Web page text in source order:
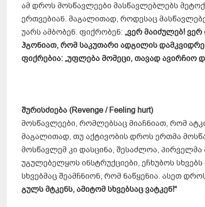
ამ დროს მოსწავლეები მასწავლებლებს
ერთვებიან. მაგალითად, როდესაც
უარს ამბობენ. ფიქრობენ: „ვერმაიძულებ! ვერ
ჰგონიათ, რომ საკუთარი ადგილის
ფიქრებია: „უფლება მომეცი, თავად ავირჩიო
შურისძიება (Revenge / Feeling hurt)
მოსწავლეები, რომლებსაც მიაჩნიათ, რომ
მაგალითად, თუ აქტივობის დროს ერთმა
მოსწავლემ კი დასცინა, შესაძლოა,
უგულებელყოს ინსტრუქციები, ეჩხუბოს
სხვებმაც შეამჩნიონ, რომ ნაწყენია. ასეთ
გულს მტკენს, ამიტომ სხვებსაც ვატკენ!“